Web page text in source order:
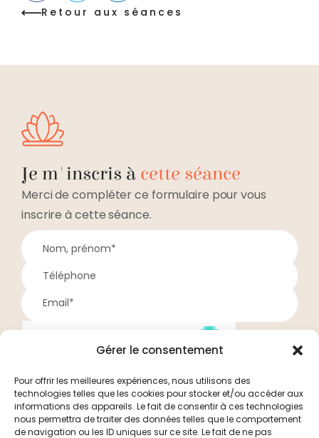
Gérer le consentement
Pour offrir les meilleures expériences, nous utilisons des
technologies telles que les cookies pour stocker et/ou accéder aux
informations des appareils. Le fait de consentir à ces technologies
nous permettra de traiter des données telles que le comportement
de navigation ou les ID uniques sur ce site. Le fait de ne pas
Retour aux séances
Je m'inscris à cette séance
Merci de compléter ce formulaire pour vous
inscrire à cette séance.
Je valide mon inscription